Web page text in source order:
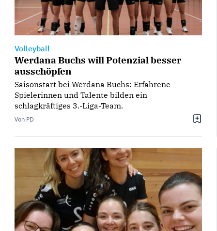
Volleyball
Werdana Buchs will Potenzial besser
ausschöpfen
Saisonstart bei Werdana Buchs: Erfahrene
Spielerinnen und Talente bilden ein
schlagkräftiges 3.-Liga-Team.
Von PD